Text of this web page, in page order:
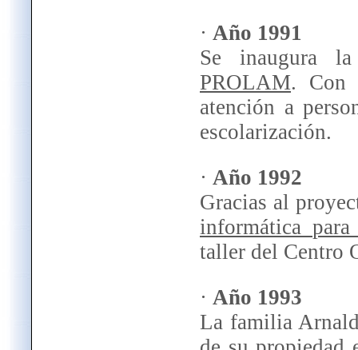
· Año 1991
Se inaugura
PROLAM. Con
atención a
escolarización.
· Año 1992
Gracias al
informática
taller del Centro
· Año 1993
La familia